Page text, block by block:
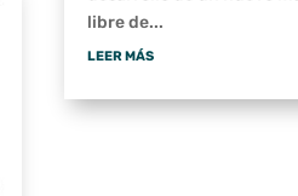
libre de...
LEER MÁS